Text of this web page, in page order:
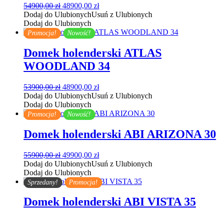
54900,00zł Pierwotna
cena
wynosiła:
54900,00 zł.
48900,00 złAktualna
cena
48900,00 zł.
Dodaj do UlubionychUsuń z Ulubionych
Dodaj do Ulubionych
Promocja! Nowość!
Domek holenderski ATLAS
WOODLAND 34
53900,00zł Pierwotna
cena
wynosiła:
53900,00 zł.
48900,00 złAktualna
cena
48900,00 zł.
Dodaj do UlubionychUsuń z Ulubionych
Dodaj do Ulubionych
Promocja! Nowość!
Domek holenderski ABI ARIZONA 30
55900,00zł Pierwotna
cena
wynosiła:
55900,00 zł.
49900,00 złAktualna
cena
49900,00 zł.
Dodaj do UlubionychUsuń z Ulubionych
Dodaj do Ulubionych
Sprzedany! Promocja!
Domek holenderski ABI VISTA 35